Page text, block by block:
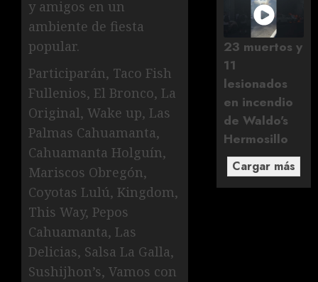
y amigos en un
ambiente de fiesta
popular.
Participarán, Taco Fish
Fullenios, El Bronco, La
Original, Wake up, Las
Palmas Cahuamanta,
Cahuamanta Holguín,
Mariscos Obregón,
Coyotas Lulú, Kingdom,
This Way, Pepos
Cahuamanta, Las
Delicias, Salsa La Galla,
Sushijhon’s, Vamos con
23 muertos y
11
lesionados
en incendio
de Waldo's
Hermosillo
Cargar más